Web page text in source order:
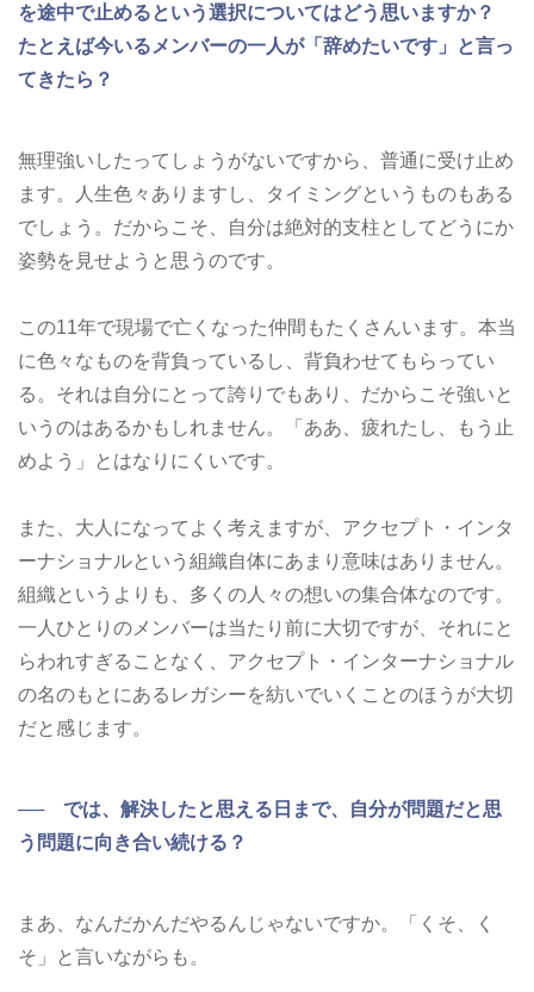
を途中で止めるという選択についてはどう思いますか？
たとえば今いるメンバーの一人が「辞めたいです」と言っ
てきたら？
無理強いしたってしょうがないですから、普通に受け止め
ます。人生色々ありますし、タイミングというものもある
でしょう。だからこそ、自分は絶対的支柱としてどうにか
姿勢を見せようと思うのです。
この11年で現場で亡くなった仲間もたくさんいます。本当
に色々なものを背負っているし、背負わせてもらってい
る。それは自分にとって誇りでもあり、だからこそ強いと
いうのはあるかもしれません。「ああ、疲れたし、もう止
めよう」とはなりにくいです。
また、大人になってよく考えますが、アクセプト・インタ
ーナショナルという組織自体にあまり意味はありません。
組織というよりも、多くの人々の想いの集合体なのです。
一人ひとりのメンバーは当たり前に大切ですが、それにと
らわれすぎることなく、アクセプト・インターナショナル
の名のもとにあるレガシーを紡いでいくことのほうが大切
だと感じます。
── では、解決したと思える日まで、自分が問題だと思
う問題に向き合い続ける？
まあ、なんだかんだやるんじゃないですか。「くそ、く
そ」と言いながらも。